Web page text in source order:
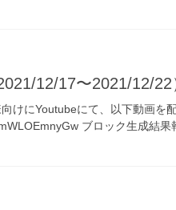
12/17〜2021/12/22
けにYoutubeにて、以下動画を
ブロック生成結